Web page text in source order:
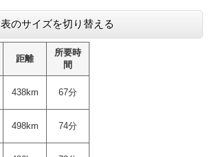
表のサイズを切り替える
距離
所要時
間
438km 67分
498km 74分